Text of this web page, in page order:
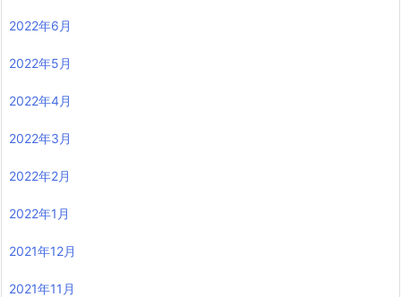
2022年6月
2022年5月
2022年4月
2022年3月
2022年2月
2022年1月
2021年12月
2021年11月